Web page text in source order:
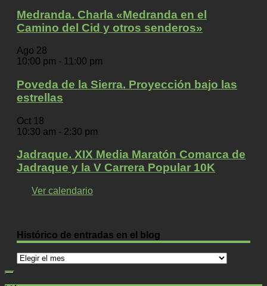
Medranda. Charla «Medranda en el
Camino del Cid y otros senderos»
Ago 28
10:00 pm - 11:00 pm
Poveda de la Sierra. Proyección bajo las
estrellas
Oct 18
10:30 am - 2:30 pm
Jadraque. XIX Media Maratón Comarca de
Jadraque y la V Carrera Popular 10K
Ver calendario
Histórico de entradas en el blog
Histórico